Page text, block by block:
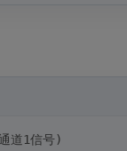
道1信号)